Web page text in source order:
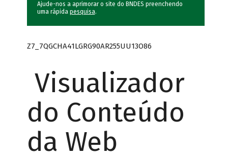
Ajude-nos a aprimorar o site do BNDES preenchendo
uma rápida pesquisa.
Z7_7QGCHA41LGRG90AR255UU13O86
Visualizador
do Conteúdo
da Web